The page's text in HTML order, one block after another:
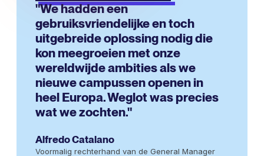
"We hadden een
gebruiksvriendelijke en toch
uitgebreide oplossing nodig die
kon meegroeien met onze
wereldwijde ambities als we
nieuwe campussen openen in
heel Europa. Weglot was precies
wat we zochten."
Alfredo Catalano
Voormalig rechterhand van de General Manager